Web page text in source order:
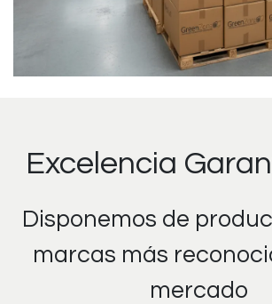
Excelencia
Disponemos de
marcas más
mercado